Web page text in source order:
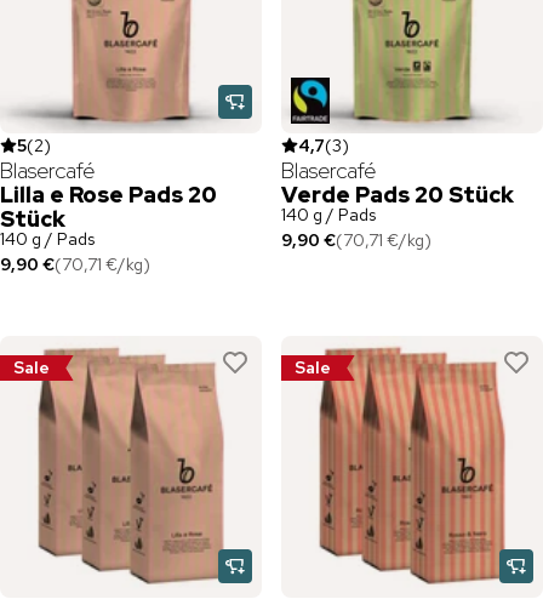
5(2)
Blasercafé
Lilla e Rose Pads 20
Stück
140 g / Pads
9,90 €(70,71 €/kg)
4,7(3)
Blasercafé
Verde Pads 20 Stück
140 g / Pads
9,90 €(70,71 €/kg)
Sale Sale